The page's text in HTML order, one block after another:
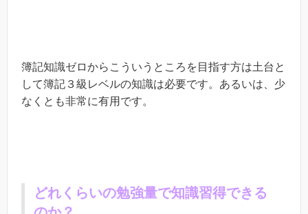
簿記知識ゼロからこういうところを目指す方は土台と
して簿記３級レベルの知識は必要です。あるいは、少
なくとも非常に有用です。
どれくらいの勉強量で知識習得できる